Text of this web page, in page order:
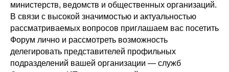
министерств, ведомств и общественных организаций.
В связи с высокой значимостью и актуальностью
рассматриваемых вопросов приглашаем вас посетить
Форум лично и рассмотреть возможность
делегировать представителей профильных
подразделений вашей организации — служб